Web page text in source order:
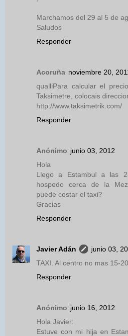
Marchamos del 29 al 5 de
Saludos
Responder
Acoruña noviembre 20,
qualliPara calcular el
Taksimetre, colocais
http://www.taksimetrik.com/
Responder
Anónimo junio 03, 2012
Hola
Llego a Estambul a las
hospedo cerca de la
puede costar el taxi?
Gracias
Responder
Javier Adán
junio 03,
TAXI. Al centro no mas 15-
Responder
Anónimo junio 16, 2012
Hola Javier:
Estuve con mi hija en